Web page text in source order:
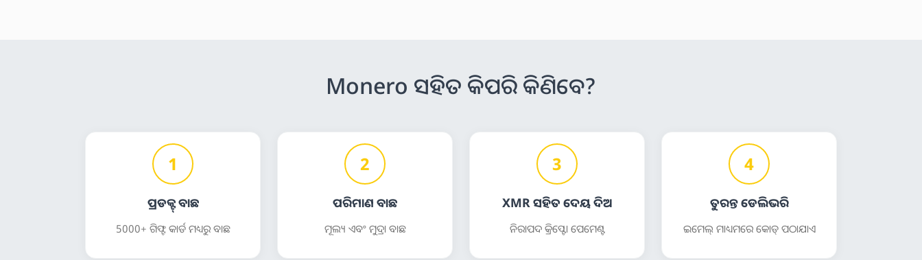
Monero ସହିତ କିପରି କିଣିବେ?
1
ପ୍ରଡକ୍ଟ୍ ବାଛ
5000+ ଗିଫ୍ଟ କାର୍ଡ ମଧ୍ୟରୁ ବାଛ
2
ପରିମାଣ ବାଛ
ମୂଲ୍ୟ ଏବଂ ମୁଦ୍ରା ବାଛ
3
XMR ସହିତ ଦେୟ ଦିଅ
ନିରାପଦ କ୍ରିପ୍ଟୋ ପେମେଣ୍ଟ
4
ତୁରନ୍ତ ଡେଲିଭରି
ଇମେଲ୍ ମାଧ୍ୟମରେ କୋଡ୍ ପଠାଯାଏ